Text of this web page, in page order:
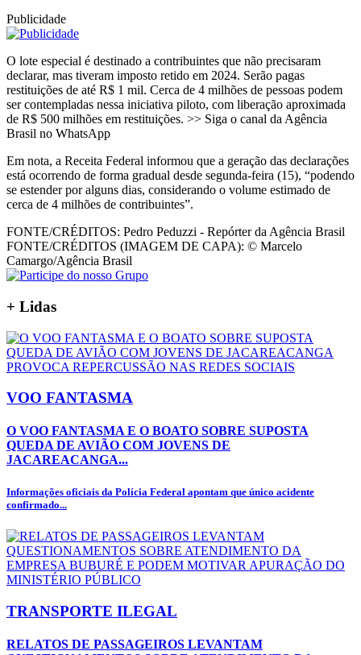
Publicidade
O lote especial é destinado a contribuintes que não precisaram
declarar, mas tiveram imposto retido em 2024. Serão pagas
restituições de até R$ 1 mil. Cerca de 4 milhões de pessoas podem
ser contempladas nessa iniciativa piloto, com liberação aproximada
de R$ 500 milhões em restituições. >> Siga o canal da Agência
Brasil no WhatsApp
Em nota, a Receita Federal informou que a geração das declarações
está ocorrendo de forma gradual desde segunda-feira (15), “podendo
se estender por alguns dias, considerando o volume estimado de
cerca de 4 milhões de contribuintes”.
FONTE/CRÉDITOS: Pedro Peduzzi - Repórter da Agência Brasil
FONTE/CRÉDITOS (IMAGEM DE CAPA): © Marcelo
Camargo/Agência Brasil
+ Lidas
VOO FANTASMA
O VOO FANTASMA E O BOATO SOBRE SUPOSTA
QUEDA DE AVIÃO COM JOVENS DE
JACAREACANGA...
Informações oficiais da Polícia Federal apontam que único acidente
confirmado...
TRANSPORTE ILEGAL
RELATOS DE PASSAGEIROS LEVANTAM